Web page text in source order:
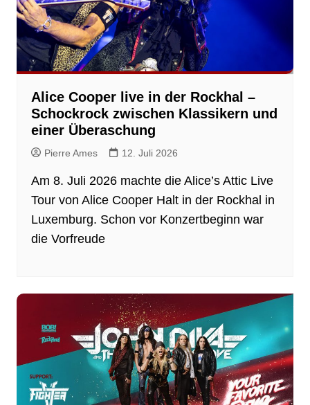
Alice Cooper live in der Rockhal –
Schockrock zwischen Klassikern und
einer Überaschung
Pierre Ames 12. Juli 2026
Am 8. Juli 2026 machte die Alice’s Attic Live
Tour von Alice Cooper Halt in der Rockhal in
Luxemburg. Schon vor Konzertbeginn war
die Vorfreude